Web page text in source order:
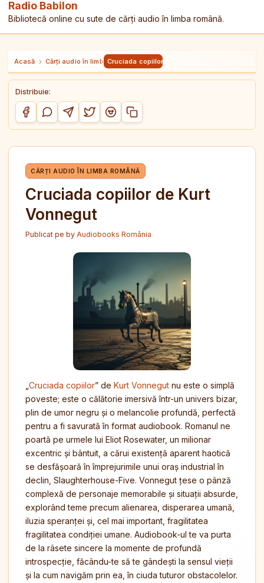
Radio Babilon
Bibliotecă online cu sute de cărți audio în limba română.
Acasă › Cărți audio în limba română
› Cruciada copiilor de Kurt Vonnegut
Distribuie:
Distribuie pe Facebook
Distribuie pe WhatsApp
Distribuie pe Telegram
Distribuie pe Twitter/X
Distribuie pe Reddit
Copiază link-ul
CĂRȚI AUDIO ÎN LIMBA ROMÂNĂ
Cruciada copiilor de Kurt
Vonnegut
Publicat pe by Audiobooks România
Cruciada copiilor” de Kurt Vonnegut nu este o simplă
poveste; este o călătorie imersivă într-un univers bizar,
plin de umor negru și o melancolie profundă, perfectă
pentru a fi savurată în format audiobook. Romanul ne
poartă pe urmele lui Eliot Rosewater, un milionar
excentric și bântuit, a cărui existență aparent haotică
se desfășoară în împrejurimile unui oraș industrial în
declin, Slaughterhouse-Five. Vonnegut țese o pânză
complexă de personaje memorabile și situații absurde,
explorând teme precum alienarea, disperarea umană,
iluzia speranței și, cel mai important, fragilitatea
fragilitatea condiției umane. Audiobook-ul te va purta
de la râsete sincere la momente de profundă
introspecție, făcându-te să te gândești la sensul vieții
și la cum navigăm prin ea, în ciuda tuturor obstacolelor.